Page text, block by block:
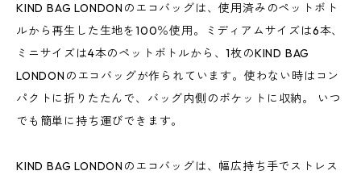
KIND BAG LONDONのエコバッグは、使用済みのペットボト
ルから再生した生地を100％使用。ミディアムサイズは6本、
ミニサイズは4本のペットボトルから、1枚のKIND BAG
LONDONのエコバッグが作られています。使わない時はコン
パクトに折りたたんで、バッグ内側のポケットに収納。 いつ
でも簡単に持ち運びできます。
KIND BAG LONDONのエコバッグは、幅広持ち手でストレス